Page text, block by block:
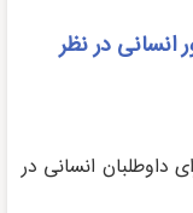
انسانی در نظر
زمان ۲۵ دقیقه برای داوطلبان انسانی در